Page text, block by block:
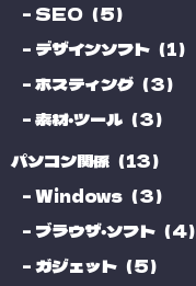
SEO（5）
デザインソフト（1）
ホスティング（3）
素材・ツール（3）
パソコン関係（13）
Windows（3）
ブラウザ・ソフト（4）
ガジェット（5）